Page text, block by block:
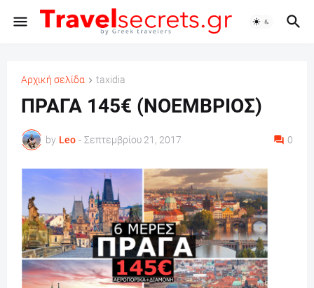
Αρχική σελίδα taxidia
ΠΡΑΓΑ 145€ (ΝΟΕΜΒΡΙΟΣ)
by Leo - Σεπτεμβρίου 21, 2017 0